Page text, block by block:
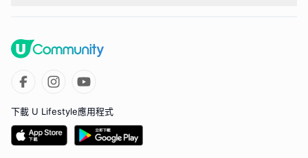
下載 U Lifestyle應用程式